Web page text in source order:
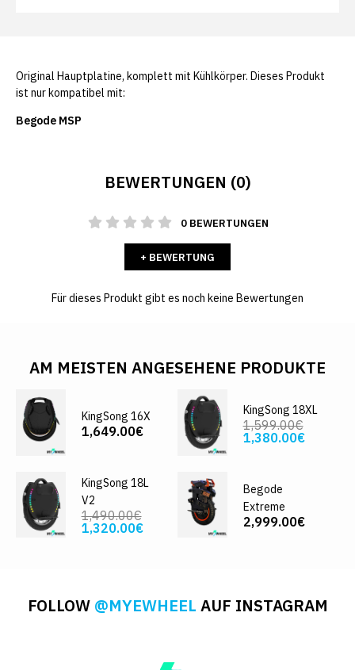
Original Hauptplatine, komplett mit Kühlkörper. Dieses Produkt
ist nur kompatibel mit:
Begode MSP
BEWERTUNGEN (0)
0 BEWERTUNGEN
+ BEWERTUNG
Für dieses Produkt gibt es noch keine Bewertungen
AM MEISTEN ANGESEHENE PRODUKTE
KingSong 16X
1,649.00€
KingSong 18XL
1,599.00€
1,380.00€
KingSong 18L
V2
1,490.00€
1,320.00€
Begode
Extreme
2,999.00€
FOLLOW @MYEWHEEL AUF INSTAGRAM